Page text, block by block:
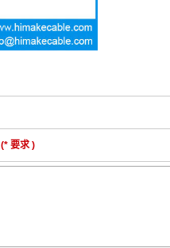
(* 要求 )